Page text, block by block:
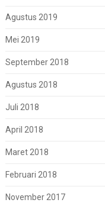
Agustus 2019
Mei 2019
September 2018
Agustus 2018
Juli 2018
April 2018
Maret 2018
Februari 2018
November 2017